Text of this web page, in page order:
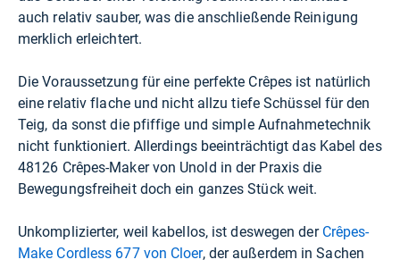
auch relativ sauber, was die anschließende Reinigung
merklich erleichtert.
Die Voraussetzung für eine perfekte Crêpes ist natürlich
eine relativ flache und nicht allzu tiefe Schüssel für den
Teig, da sonst die pfiffige und simple Aufnahmetechnik
nicht funktioniert. Allerdings beeinträchtigt das Kabel des
48126 Crêpes-Maker von Unold in der Praxis die
Bewegungsfreiheit doch ein ganzes Stück weit.
Unkomplizierter, weil kabellos, ist deswegen der Crêpes-
Make Cordless 677 von Cloer, der außerdem in Sachen